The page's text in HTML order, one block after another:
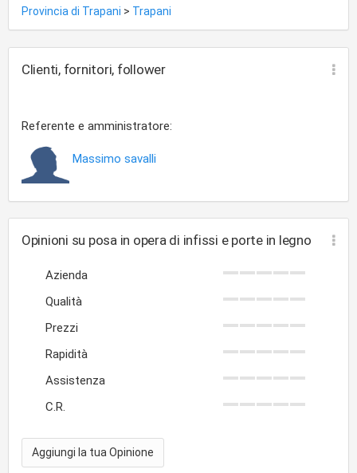
Provincia di Trapani > Trapani
Clienti, fornitori, follower
Referente e amministratore:
Massimo savalli
Opinioni su posa in opera di infissi e porte in legno
Azienda
Qualità
Prezzi
Rapidità
Assistenza
C.R.
Aggiungi la tua Opinione